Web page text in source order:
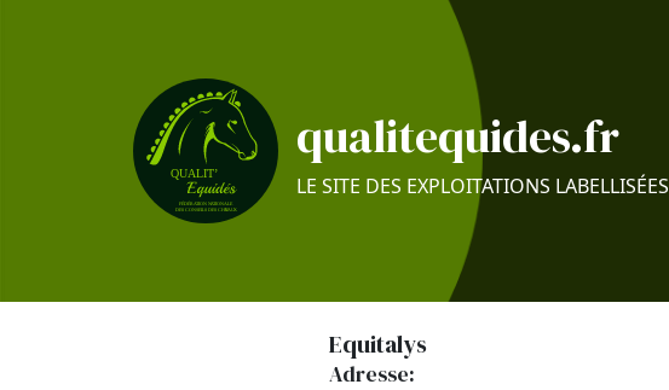
qualitequides.fr
LE SITE DES EXPLOITATIONS LABELLISÉES
Equitalys
Adresse: